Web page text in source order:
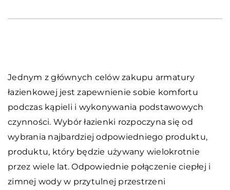
Jednym z głównych celów zakupu armatury
łazienkowej jest zapewnienie sobie komfortu
podczas kąpieli i wykonywania podstawowych
czynności. Wybór łazienki rozpoczyna się od
wybrania najbardziej odpowiedniego produktu,
produktu, który będzie używany wielokrotnie
przez wiele lat. Odpowiednie połączenie ciepłej i
zimnej wody w przytulnej przestrzeni